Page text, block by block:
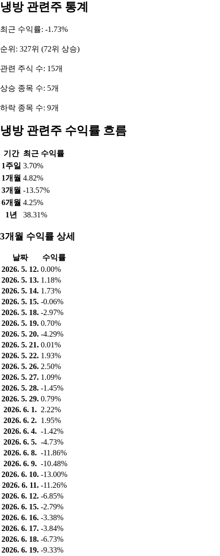
냉방 관련주 통계
최근 수익률: -1.73%
순위: 327위 (72위 상승)
관련 주식 수: 15개
상승 종목 수: 5개
하락 종목 수: 9개
냉방 관련주 수익률 흐름
기간 최근 수익률
1주일 3.70%
1개월 4.82%
3개월 -13.57%
6개월 4.25%
1년
38.31%
3개월 수익률 상세
날짜
수익률
2026. 5. 12. 0.00%
2026. 5. 13. 1.18%
2026. 5. 14. 1.73%
2026. 5. 15. -0.06%
2026. 5. 18. -2.97%
2026. 5. 19. 0.70%
2026. 5. 20. -4.29%
2026. 5. 21. 0.01%
2026. 5. 22. 1.93%
2026. 5. 26. 2.50%
2026. 5. 27. 1.09%
2026. 5. 28. -1.45%
2026. 5. 29. 0.79%
2026. 6. 1. 2.22%
2026. 6. 2. 1.95%
2026. 6. 4. -1.42%
2026. 6. 5. -4.73%
2026. 6. 8. -11.86%
2026. 6. 9. -10.48%
2026. 6. 10. -13.00%
2026. 6. 11. -11.26%
2026. 6. 12. -6.85%
2026. 6. 15. -2.79%
2026. 6. 16. -3.38%
2026. 6. 17. -3.84%
2026. 6. 18. -6.73%
2026. 6. 19. -9.33%